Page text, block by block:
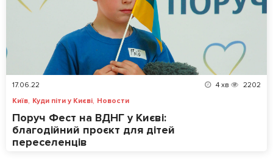
17.06.22 4 хв
2202
Київ, Куди піти у Києві, Новости
Поруч Фест на ВДНГ у Києві:
благодійний проєкт для дітей
переселенців